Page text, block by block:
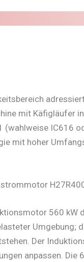
mit Käfigläufer
(wahlweise
mit hoher
560 kW
Der
anpassen.